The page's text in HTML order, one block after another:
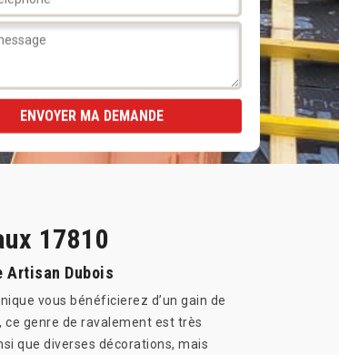
17810
Artisan Dubois
vous bénéficierez d’un gain de
genre de ravalement est très
que diverses décorations, mais